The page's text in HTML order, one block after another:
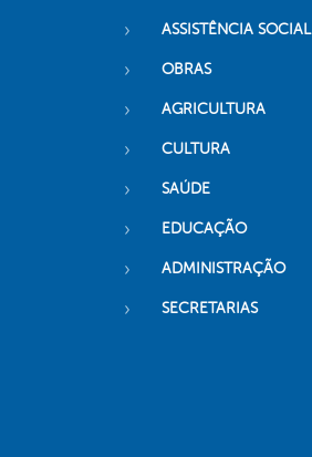
ASSISTÊNCIA SOCIAL
OBRAS
AGRICULTURA
CULTURA
SAÚDE
EDUCAÇÃO
ADMINISTRAÇÃO
SECRETARIAS